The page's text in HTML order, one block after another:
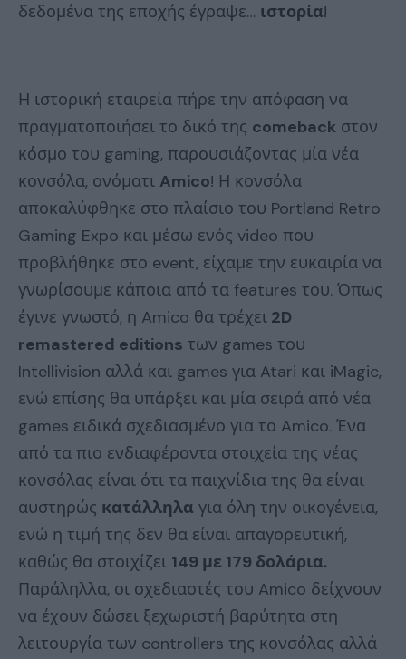
δεδομένα της εποχής έγραψε… ιστορία!
Η ιστορική εταιρεία πήρε την απόφαση να
πραγματοποιήσει το δικό της comeback στον
κόσμο του gaming, παρουσιάζοντας μία νέα
κονσόλα, ονόματι Amico! Η κονσόλα
αποκαλύφθηκε στο πλαίσιο του Portland Retro
Gaming Expo και μέσω ενός video που
προβλήθηκε στο event, είχαμε την ευκαιρία να
γνωρίσουμε κάποια από τα features του. Όπως
έγινε γνωστό, η Amico θα τρέχει 2D
remastered editions των games του
Intellivision αλλά και games για Atari και iMagic,
ενώ επίσης θα υπάρξει και μία σειρά από νέα
games ειδικά σχεδιασμένο για το Amico. Ένα
από τα πιο ενδιαφέροντα στοιχεία της νέας
κονσόλας είναι ότι τα παιχνίδια της θα είναι
αυστηρώς κατάλληλα για όλη την οικογένεια,
ενώ η τιμή της δεν θα είναι απαγορευτική,
καθώς θα στοιχίζει 149 με 179 δολάρια.
Παράληλλα, οι σχεδιαστές του Amico δείχνουν
να έχουν δώσει ξεχωριστή βαρύτητα στη
λειτουργία των controllers της κονσόλας αλλά